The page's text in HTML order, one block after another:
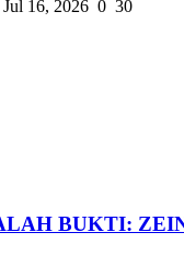
Jul 16, 2026 0 30
BUKTI: